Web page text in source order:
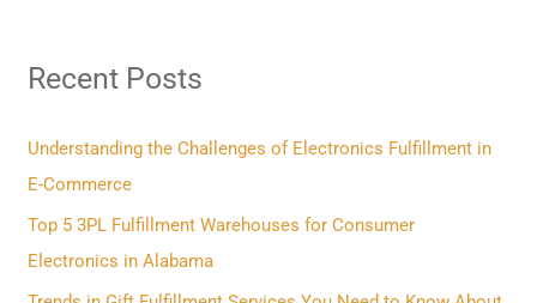
c
f
o
r
:
Recent Posts
Understanding the Challenges of Electronics Fulfillment in
E-Commerce
Top 5 3PL Fulfillment Warehouses for Consumer
Electronics in Alabama